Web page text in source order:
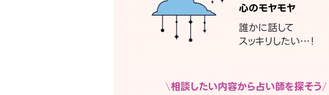
心のモヤモヤ
誰かに話して
スッキリしたい…！
相談したい内容から占い師を探そう